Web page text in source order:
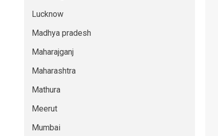
Lucknow
Madhya pradesh
Maharajganj
Maharashtra
Mathura
Meerut
Mumbai